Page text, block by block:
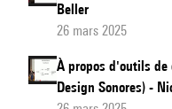
Beller
26 mars 2025
À propos d'outils de
Design Sonores) -